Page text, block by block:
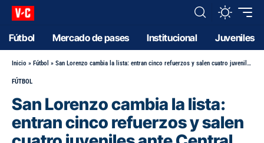
Fútbol Mercado de pases Institucional Juveniles
Inicio » Fútbol » San Lorenzo cambia la lista: entran cinco refuerzos y salen cuatro juveniles ante Central Córdoba
FÚTBOL
San Lorenzo cambia la lista:
entran cinco refuerzos y salen